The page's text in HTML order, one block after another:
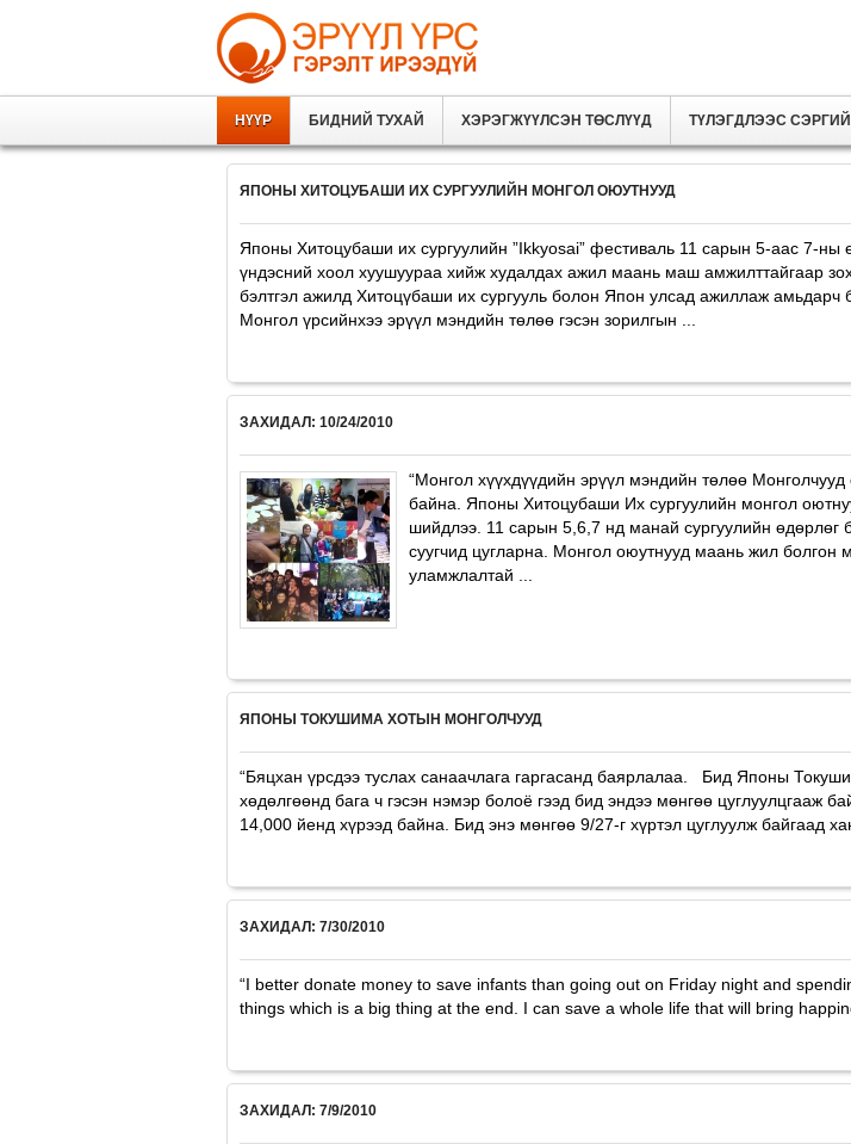
НҮҮР БИДНИЙ ТУХАЙ ХЭРЭГЖҮҮЛСЭН ТӨСЛҮҮД ТҮЛЭГДЛЭЭС
ЯПОНЫ ХИТОЦУБАШИ ИХ СУРГУУЛИЙН MОНГОЛ ОЮУТНУУД
Японы Хитоцубаши их сургуулийн ”Ikkyosai” фестиваль 11 сарын 5-аас 7-ны
үндэсний хоол хуушуураа хийж худалдах ажил маань маш амжилттайгаар
бэлтгэл ажилд Хитоцүбаши их сургууль болон Япон улсад ажиллаж амьдарч
Монгол үрсийнхээ эрүүл мэндийн төлөө гэсэн зорилгын ...
ЗАХИДАЛ: 10/24/2010
“Монгол хүүхдүүдийн эрүүл мэндийн төлөө
байна. Японы Хитоцубаши Их сургуулийн монгол
шийдлээ. 11 сарын 5,6,7 нд манай сургуулийн
суугчид цугларна. Монгол оюутнууд маань жил болгон
уламжлалтай ...
ЯПОНЫ ТОКУШИМА ХОТЫН МОНГОЛЧУУД
“Бяцxан үрсдээ туслаx санаачлага гаргасанд баярлалаа. Бид Японы
xөдөлгөөнд бага ч гэсэн нэмэр болоё гээд бид эндээ мөнгөө цуглуулцгааж
14,000 йенд xүрээд байна. Бид энэ мөнгөө 9/27-г xүртэл цуглуулж байгаад
ЗАХИДАЛ: 7/30/2010
“I better donate money to save infants than going out on Friday night and
things which is a big thing at the end. I can save a whole life that will bring
ЗАХИДАЛ: 7/9/2010